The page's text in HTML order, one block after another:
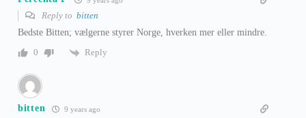
Reply to bitten
Bedste Bitten; vælgerne styrer Norge, hverken mer eller mindre.
0
Reply
bitten 9 years ago